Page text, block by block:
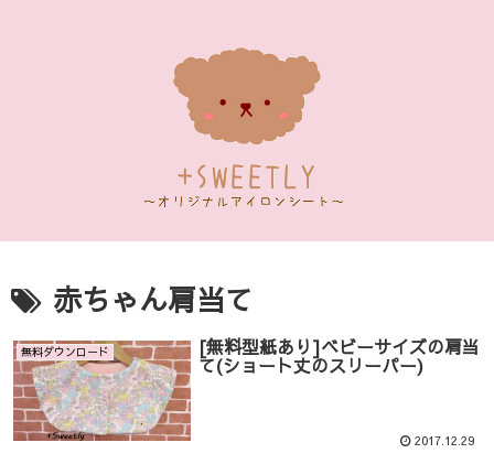
赤ちゃん肩当て
無料ダウンロード [無料型紙あり]ベビーサイズの肩当
て(ショート丈のスリーパー)
2017.12.29